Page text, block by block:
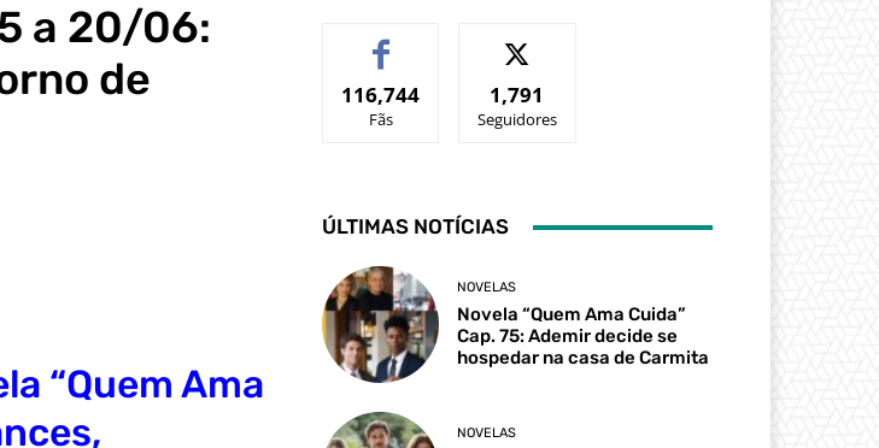
a 20/06:
de
“Quem Ama
116,744
Fãs
1,791
Seguidores
ÚLTIMAS NOTÍCIAS
NOVELAS
Novela “Quem Ama Cuida”
Cap. 75: Ademir decide se
hospedar na casa de Carmita
NOVELAS